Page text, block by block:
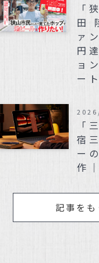
「
田
ァ
円
ョ
ー
「
宿
ー
作
記事をも